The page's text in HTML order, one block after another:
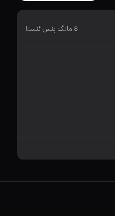
8 مانگ پێش ئێستا